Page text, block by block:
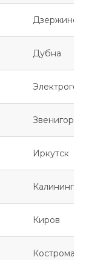
Дубна
Звенигород
Иркутск
Киров
Кострома